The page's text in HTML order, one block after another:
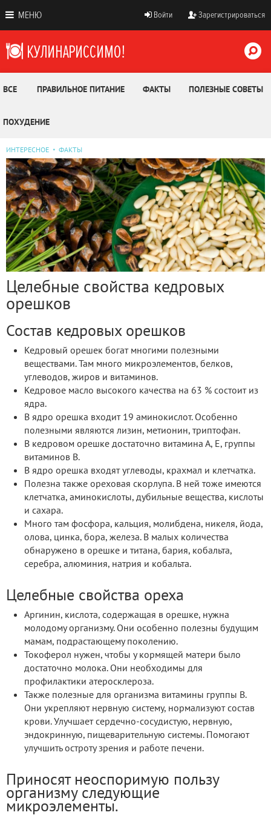
МЕНЮ Войти Зарегистрироваться
ВСЕ ПРАВИЛЬНОЕ ПИТАНИЕ ФАКТЫ ПОЛЕЗНЫЕ СОВЕТЫ
ПОХУДЕНИЕ
ИНТЕРЕСНОЕ ФАКТЫ
Целебные свойства кедровых
орешков
Состав кедровых орешков
Кедровый орешек богат многими полезными
веществами. Там много микроэлементов, белков,
углеводов, жиров и витаминов.
Кедровое масло высокого качества на 63 % состоит из
ядра.
В ядро орешка входит 19 аминокислот. Особенно
полезными являются лизин, метионин, триптофан.
В кедровом орешке достаточно витамина А, Е, группы
витаминов В.
В ядро орешка входят углеводы, крахмал и клетчатка.
Полезна также ореховая скорлупа. В ней тоже имеются
клетчатка, аминокислоты, дубильные вещества, кислоты
и сахара.
Много там фосфора, кальция, молибдена, никеля, йода,
олова, цинка, бора, железа. В малых количества
обнаружено в орешке и титана, бария, кобальта,
серебра, алюминия, натрия и кобальта.
Целебные свойства ореха
Аргинин, кислота, содержащая в орешке, нужна
молодому организму. Они особенно полезны будущим
мамам, подрастающему поколению.
Токоферол нужен, чтобы у кормящей матери было
достаточно молока. Они необходимы для
профилактики атеросклероза.
Также полезные для организма витамины группы В.
Они укрепляют нервную систему, нормализуют состав
крови. Улучшает сердечно-сосудистую, нервную,
эндокринную, пищеварительную системы. Помогают
улучшить остроту зрения и работе печени.
Приносят неоспоримую пользу
организму следующие
микроэлементы.